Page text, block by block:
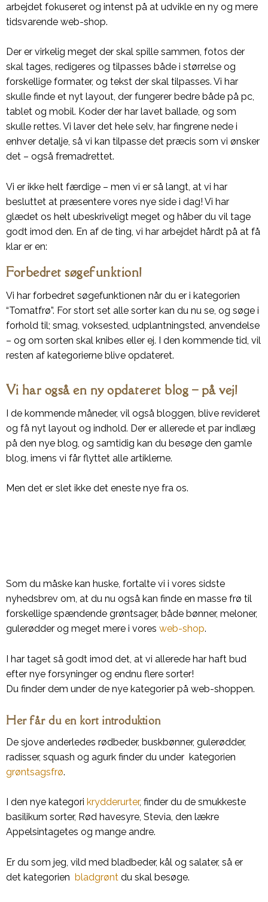
arbejdet fokuseret og intenst på at udvikle en ny og mere
tidsvarende web-shop.
Der er virkelig meget der skal spille sammen, fotos der
skal tages, redigeres og tilpasses både i størrelse og
forskellige formater, og tekst der skal tilpasses. Vi har
skulle finde et nyt layout, der fungerer bedre både på pc,
tablet og mobil. Koder der har lavet ballade, og som
skulle rettes. Vi laver det hele selv, har fingrene nede i
enhver detalje, så vi kan tilpasse det præcis som vi ønsker
det – også fremadrettet.
Vi er ikke helt færdige – men vi er så langt, at vi har
besluttet at præsentere vores nye side i dag! Vi har
glædet os helt ubeskriveligt meget og håber du vil tage
godt imod den. En af de ting, vi har arbejdet hårdt på at få
klar er en:
Forbedret søgefunktion!
Vi har forbedret søgefunktionen når du er i kategorien
“Tomatfrø”. For stort set alle sorter kan du nu se, og søge i
forhold til; smag, voksested, udplantningsted, anvendelse
– og om sorten skal knibes eller ej. I den kommende tid, vil
resten af kategorierne blive opdateret.
Vi har også en ny opdateret blog – på vej!
I de kommende måneder, vil også bloggen, blive revideret
og få nyt layout og indhold. Der er allerede et par indlæg
på den nye blog, og samtidig kan du besøge den gamle
blog, imens vi får flyttet alle artiklerne.
Men det er slet ikke det eneste nye fra os.
Som du måske kan huske, fortalte vi i vores sidste
nyhedsbrev om, at du nu også kan finde en masse frø til
forskellige spændende grøntsager, både bønner, meloner,
gulerødder og meget mere i vores web-shop.
I har taget så godt imod det, at vi allerede har haft bud
efter nye forsyninger og endnu flere sorter!
Du finder dem under de nye kategorier på web-shoppen.
Her får du en kort introduktion
De sjove anderledes rødbeder, buskbønner, gulerødder,
radisser, squash og agurk finder du under kategorien
grøntsagsfrø.
I den nye kategori krydderurter, finder du de smukkeste
basilikum sorter, Rød havesyre, Stevia, den lækre
Appelsintagetes og mange andre.
Er du som jeg, vild med bladbeder, kål og salater, så er
det kategorien bladgrønt du skal besøge.